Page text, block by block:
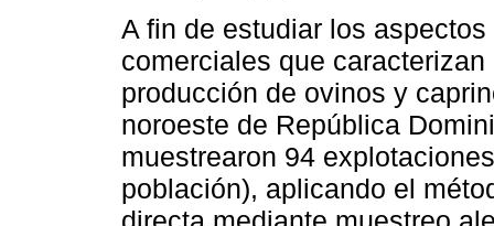
A fin de estudiar los
comerciales que
producción de ovinos y
noroeste de República
muestrearon 94
población), aplicando el